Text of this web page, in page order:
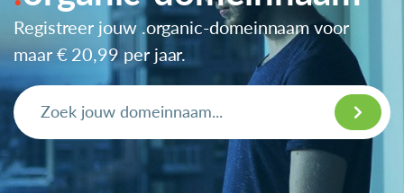
Registreer jouw .organic-domeinnaam voor
maar € 20,99 per jaar.